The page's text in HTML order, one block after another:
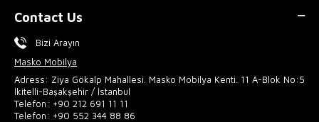
Contact Us
Bizi Arayın
Masko Mobilya
Adress: Ziya Gökalp Mahallesi. Masko Mobilya Kenti. 11 A-Blok No:5
İkitelli-Başakşehir / İstanbul
Telefon: +90 212 691 11 11
Telefon: +90 552 344 88 86